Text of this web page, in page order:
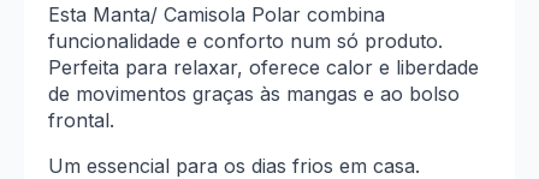
Esta Manta/ Camisola Polar combina
funcionalidade e conforto num só produto.
Perfeita para relaxar, oferece calor e liberdade
de movimentos graças às mangas e ao bolso
frontal.
Um essencial para os dias frios em casa.